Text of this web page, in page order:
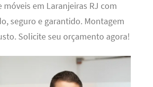
móveis em Laranjeiras RJ com
seguro e garantido. Montagem
Solicite seu orçamento agora!